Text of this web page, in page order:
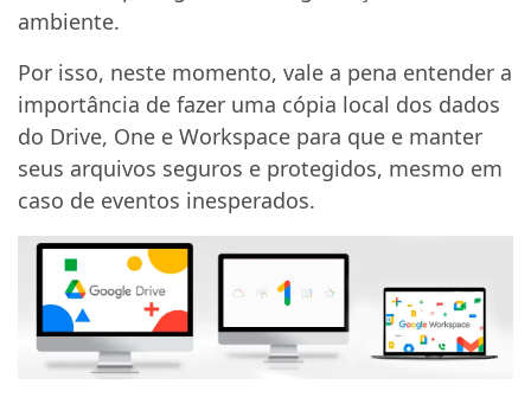
ambiente.
Por isso, neste momento, vale a pena entender a
importância de fazer uma cópia local dos dados
do Drive, One e Workspace para que e manter
seus arquivos seguros e protegidos, mesmo em
caso de eventos inesperados.